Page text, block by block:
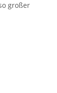
großer